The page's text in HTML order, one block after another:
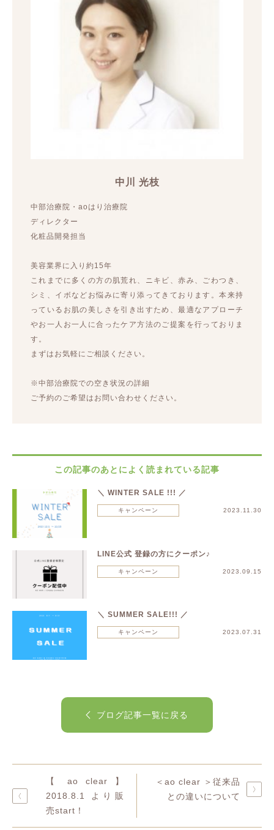
中川 光枝
中部治療院・aoはり治療院
ディレクター
化粧品開発担当
美容業界に入り約15年
これまでに多くの方の肌荒れ、ニキビ、赤み、ごわつき、
シミ、イボなどお悩みに寄り添ってきております。本来持
っているお肌の美しさを引き出すため、最適なアプローチ
やお一人お一人に合ったケア方法のご提案を行っておりま
す。
まずはお気軽にご相談ください。
※中部治療院での空き状況の詳細
ご予約のご希望はお問い合わせください。
この記事のあとによく読まれている記事
＼ WINTER SALE !!! ／
キャンペーン 2023.11.30
LINE公式 登録の方にクーポン♪
キャンペーン 2023.09.15
＼ SUMMER SALE!!! ／
キャンペーン 2023.07.31
ブログ記事一覧に戻る
【 ao clear 】
2018.8.1 より販
売start！
＜ao clear ＞従来品
との違いについて